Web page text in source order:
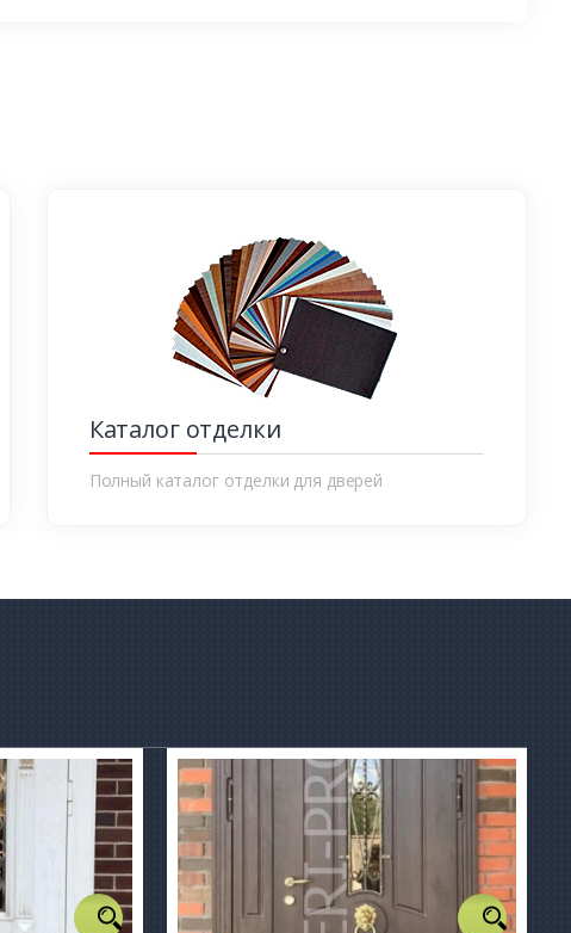
Каталог отделки
Полный каталог отделки для дверей